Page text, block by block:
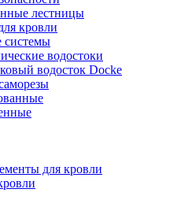
лестницы
кровли
системы
водостоки
водосток Docke
для кровли